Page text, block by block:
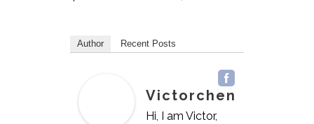
Author Recent Posts
Victorchen
Hi, I am Victor,